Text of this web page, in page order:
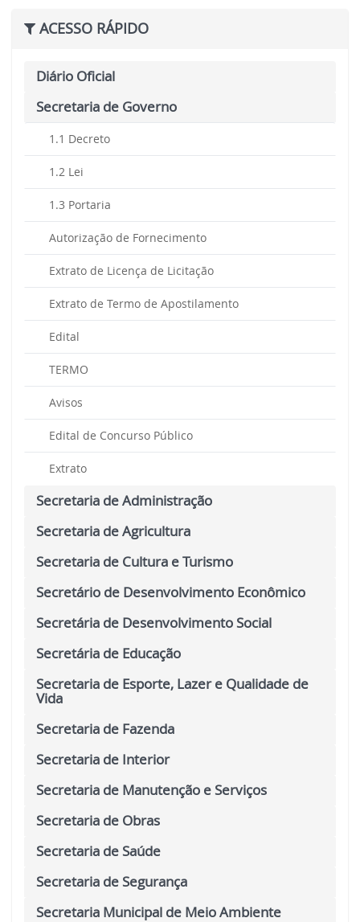
ACESSO RÁPIDO
Diário Oficial
Secretaria de Governo
1.1 Decreto
1.2 Lei
1.3 Portaria
Autorização de Fornecimento
Extrato de Licença de Licitação
Extrato de Termo de Apostilamento
Edital
TERMO
Avisos
Edital de Concurso Público
Extrato
Secretaria de Administração
Secretaria de Agricultura
Secretaria de Cultura e Turismo
Secretário de Desenvolvimento Econômico
Secretária de Desenvolvimento Social
Secretária de Educação
Secretaria de Esporte, Lazer e Qualidade de
Vida
Secretaria de Fazenda
Secretaria de Interior
Secretaria de Manutenção e Serviços
Secretaria de Obras
Secretaria de Saúde
Secretaria de Segurança
Secretaria Municipal de Meio Ambiente